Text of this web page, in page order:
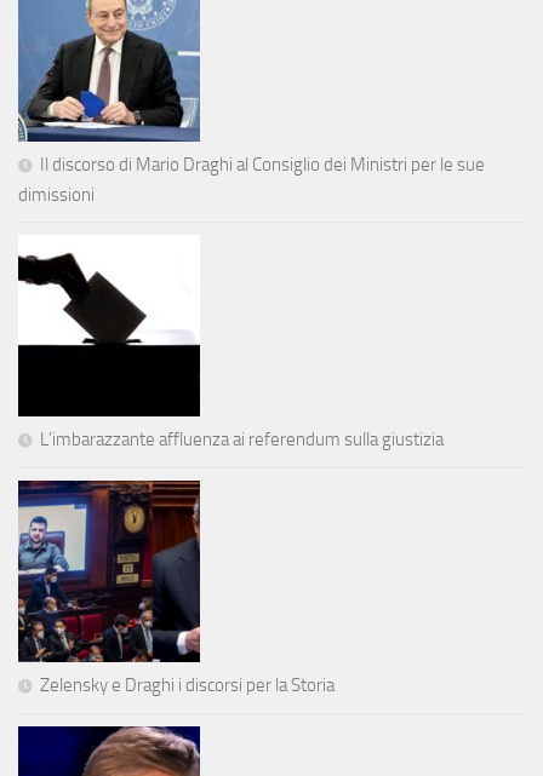
Il discorso di Mario Draghi al Consiglio dei Ministri per le sue
dimissioni
L’imbarazzante affluenza ai referendum sulla giustizia
Zelensky e Draghi i discorsi per la Storia